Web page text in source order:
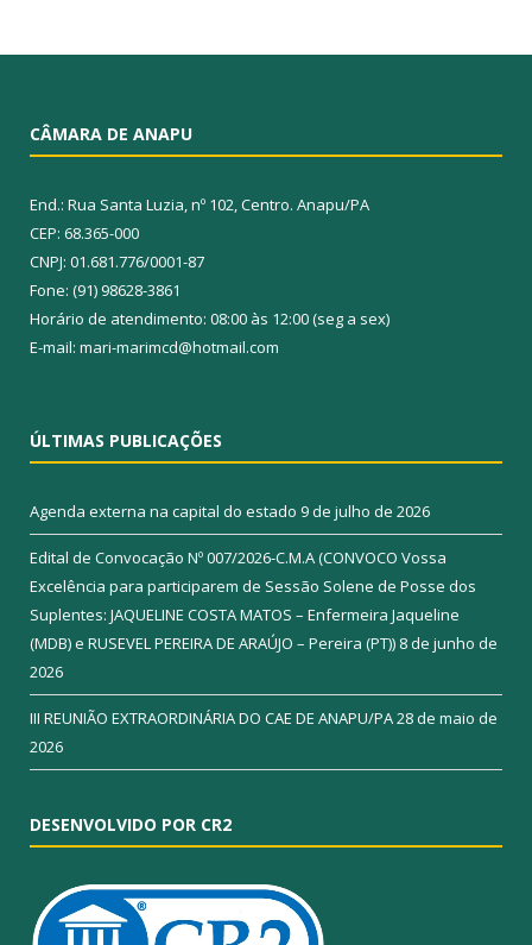
CÂMARA DE ANAPU
End.: Rua Santa Luzia, nº 102, Centro. Anapu/PA
CEP: 68.365-000
CNPJ: 01.681.776/0001-87
Fone: (91) 98628-3861
Horário de atendimento: 08:00 às 12:00 (seg a sex)
E-mail: mari-marimcd@hotmail.com
ÚLTIMAS PUBLICAÇÕES
Agenda externa na capital do estado 9 de julho de 2026
Edital de Convocação Nº 007/2026-C.M.A (CONVOCO Vossa
Excelência para participarem de Sessão Solene de Posse dos
Suplentes: JAQUELINE COSTA MATOS – Enfermeira Jaqueline
(MDB) e RUSEVEL PEREIRA DE ARAÚJO – Pereira (PT)) 8 de junho de
2026
III REUNIÃO EXTRAORDINÁRIA DO CAE DE ANAPU/PA28 de maio de
2026
DESENVOLVIDO POR CR2